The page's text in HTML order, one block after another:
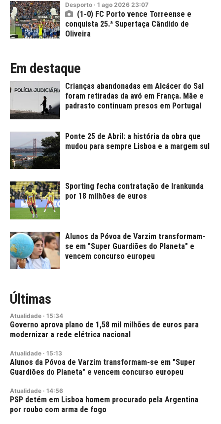
Desporto · 1 ago 2026 23:07
(1-0) FC Porto vence Torreense e
conquista 25.ª Supertaça Cândido de
Oliveira
Em destaque
Crianças abandonadas em Alcácer do Sal
foram retiradas da avó em França. Mãe e
padrasto continuam presos em Portugal
Ponte 25 de Abril: a história da obra que
mudou para sempre Lisboa e a margem sul
Sporting fecha contratação de Irankunda
por 18 milhões de euros
Alunos da Póvoa de Varzim transformam-
se em "Super Guardiões do Planeta" e
vencem concurso europeu
Últimas
Atualidade · 15:34
Governo aprova plano de 1,58 mil milhões de euros para
modernizar a rede elétrica nacional
Atualidade · 15:13
Alunos da Póvoa de Varzim transformam-se em "Super
Guardiões do Planeta" e vencem concurso europeu
Atualidade · 14:56
PSP detém em Lisboa homem procurado pela Argentina
por roubo com arma de fogo